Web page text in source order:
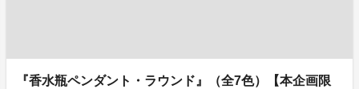
『香水瓶ペンダント・ラウンド』（全7色）【本企画限